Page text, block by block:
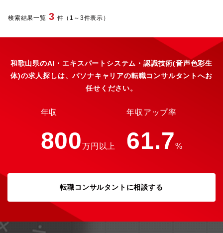
に、多様なスキル・経験を持った人財を募集します。【この仕事
タに加え、製造・設計データも含めた大規模データ解析経験を積
むことができます。統計解析（回帰分析、異常検知など）やデー
タサイエンスの実務スキルを向上でき、PythonやBIツール等を活
用したデータ活用・DX推進スキルを習得できます。また、品質課
題の「事象把握」から「原因特定」「予兆検知」まで一貫して関
与でき、データに基づいた意思決定文化の醸成に貢献できます。
ウンドを持つメンバーが連携するチームです■課題に対して仮説を
立て、データで検証するサイクルを重視しています■新しい分析手
す■現場（製造・設計）との距離が近く、データ結果を実務に反映
しやすい環境です
Workspace、Slack、外部管理システム、外部SaaSサービス【魅
マニュアルに沿った運用・サポート対応からスタートしていただ
くため、セキュリティ専任としての経験がなくても安心です。
日々の業務を通じてインフラやセキュリティの知見を深め、ゆく
ゆくは異常にいち早く気づき、お客様のシステムを守り抜く「ガ
ードマン（セキュリティのプロ）」へとステップアップできる環
境です。・中小企業の「最後の砦」としての高い社会的意義 「情
ルではなく「人」として伴走します。 大企業からのセキュリテ
ィ要請が高まる中、サプライチェーンの弱点となりがちな中小企
るという大きなやりがいを得られます。【働き方】フルリモー
ト・スーパーフレックス制度※で、プロセスよりも結果を重視す
数総労働時間で管理しております。予め設定されたみなし残業は
ありません。1分単位で超過勤務手当が支給されます。※業務内容
ます。
検索結果一覧 3 件（1～3件表示）
和歌山県のAI・エキスパートシステム・認識技術(音声色彩生
体)の求人探しは、パソナキャリアの転職コンサルタントへお
任せください。
年収
800万円以上
年収アップ率
61.7%
転職コンサルタントに相談する